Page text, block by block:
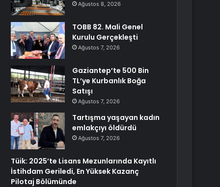
Ağustos 8, 2026
TOBB 82. Mali Genel
Kurulu Gerçekleşti
Ağustos 7, 2026
Gaziantep’te 500 Bin
TL’ye Kurbanlık Boğa
Satışı
Ağustos 7, 2026
Tartışma yaşayan kadın
emlakçıyı öldürdü
Ağustos 7, 2026
Tüik: 2025’te Lisans Mezunlarında Kayıtlı
İstihdam Geriledi, En Yüksek Kazanç
Pilotaj Bölümünde